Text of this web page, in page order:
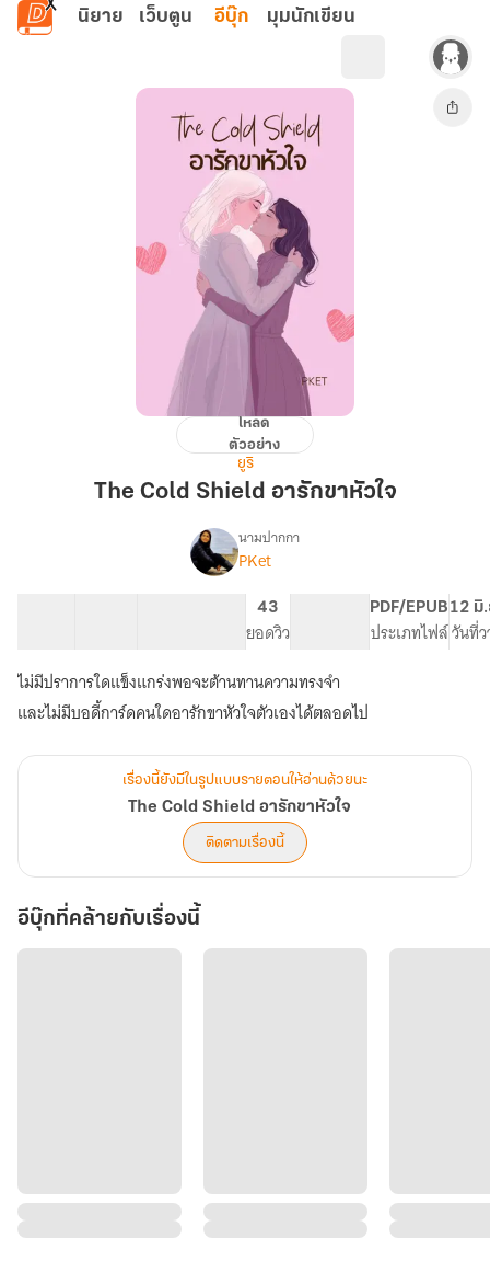
ข้ามไปยังเนื้อหาหลัก
นิยาย เว็บตูน อีบุ๊ก มุมนักเขียน
Shield
โหลด
ตัวอย่าง
ยูริ
The Cold Shield อารักขาหัวใจ
เรื่องThe
Shield
อารักขา
หัวใจ
นามปากกา
PKet
43
ยอดวิว
PDF/EPUB
ประเภทไฟล์
12 มิ
วันที่
ไม่มีปราการใดแข็งแกร่งพอจะต้านทานความทรงจำ
เรื่องนี้ยังมีในรูปแบบรายตอนให้อ่านด้วยนะ
The Cold Shield อารักขาหัวใจ
ติดตามเรื่องนี้
อีบุ๊กที่คล้ายกับเรื่องนี้